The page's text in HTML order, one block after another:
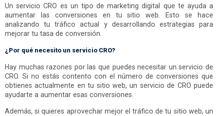
Un servicio CRO es un tipo de marketing digital que te ayuda a
aumentar las conversiones en tu sitio web. Esto se hace
analizando tu tráfico actual y desarrollando estrategias para
mejorar tu tasa de conversión.
¿Por qué necesito un servicio CRO?
Hay muchas razones por las que puedes necesitar un servicio de
CRO. Si no estás contento con el número de conversiones que
obtienes actualmente en tu sitio web, un servicio de CRO puede
ayudarte a aumentar esas conversiones.
Además, si quieres aprovechar mejor el tráfico de tu sitio web, un